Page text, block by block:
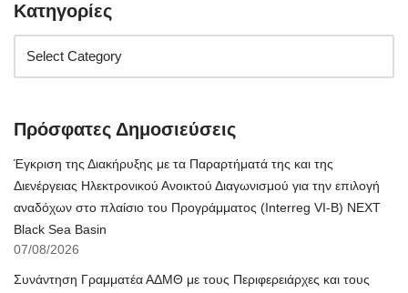
Κατηγορίες
Πρόσφατες Δημοσιεύσεις
Έγκριση της Διακήρυξης με τα Παραρτήματά της και της
Διενέργειας Ηλεκτρονικού Ανοικτού Διαγωνισμού για την επιλογή
αναδόχων στο πλαίσιο του Προγράμματος (Interreg VI-B) NEXT
Black Sea Basin
07/08/2026
Συνάντηση Γραμματέα ΑΔΜΘ με τους Περιφερειάρχες και τους